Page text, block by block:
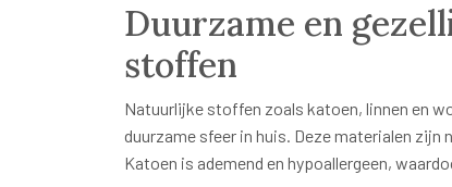
Duurzame en
stoffen
Natuurlijke stoffen zoals katoen, linnen en
duurzame sfeer in huis. Deze materialen
Katoen is ademend en hypoallergeen,